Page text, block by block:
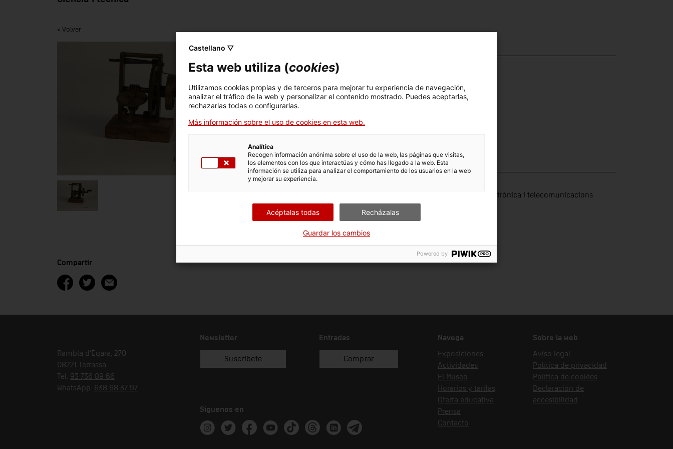
< Volver
Nombre
Número de inventario Dimensiones
8,5 cm
DATOS DEL MUSEO
Area temática
Computació, electrònica i telecomunicacions
Fecha de ingreso Forma de ingreso
compra
Compartir
Rambla d'Ègara, 270
08221 Terrassa
Tel. 93 736 89 66
WhatsApp: 638 68 37 97
Newsletter
Suscríbete
Entradas
Comprar
Síguenos en
Instagram
TwitterFacebookYoutubeTik TokThreadsLinkedinTelegram
Navega
Exposiciones
Actividades
El Museo
Horarios y tarifas
Oferta educativa
Prensa
Contacto
Sobre la web
Aviso legal
Política de privacidad
Política de cookies
Declaración de
accesibilidad
Castellano ▽
Esta web utiliza (cookies)
Utilizamos cookies propias y de terceros para mejorar tu experiencia de navegación,
analizar el tráfico de la web y personalizar el contenido mostrado. Puedes aceptarlas,
rechazarlas todas o configurarlas.
Más información sobre el uso de cookies en esta web.
Analítica
Recogen información anónima sobre el uso de la web, las páginas que visitas,
los elementos con los que interactúas y cómo has llegado a la web. Esta
información se utiliza para analizar el comportamiento de los usuarios en la web
y mejorar su experiencia.
Acéptalas todas Recházalas
Guardar los cambios
Powered by